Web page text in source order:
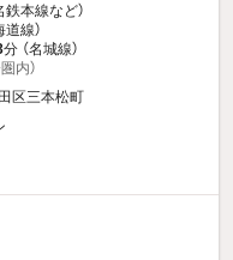
鉄本線など）
道線）
分 （名城線）
内）
区三本松町